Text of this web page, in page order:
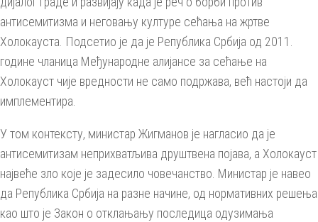
антисемитизма и неговању културе сећања на жртве
Холокауста. Подсетио је да је Република Србија од 2011.
године чланица Међународне алијансе за сећање на
Холокауст чије вредности не само подржава, већ настоји да
имплементира.
У том контексту, министар Жигманов је нагласио да је
антисемитизам неприхватљива друштвена појава, а Холокауст
највеће зло које је задесило човечанство. Министар је навео
да Република Србија на разне начине, од нормативних решења
као што је Закон о отклањању последица одузимања